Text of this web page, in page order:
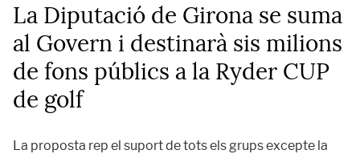
La Diputació de Girona se suma
al Govern i destinarà sis milions
de fons públics a la Ryder CUP
de golf
La proposta rep el suport de tots els grups excepte la